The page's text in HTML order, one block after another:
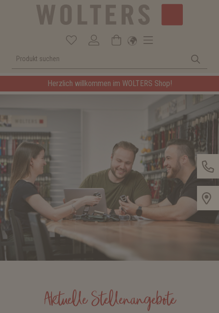
Herzlich willkommen im WOLTERS Shop!
Aktuelle Stellenangebote